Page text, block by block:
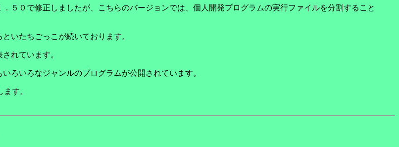
５０で修正しましたが、こちらのバージョンでは、個人開発プログラムの実行ファイルを分割すること
いたちごっこが続いております。
れています。
ろいろなジャンルのプログラムが公開されています。
す。